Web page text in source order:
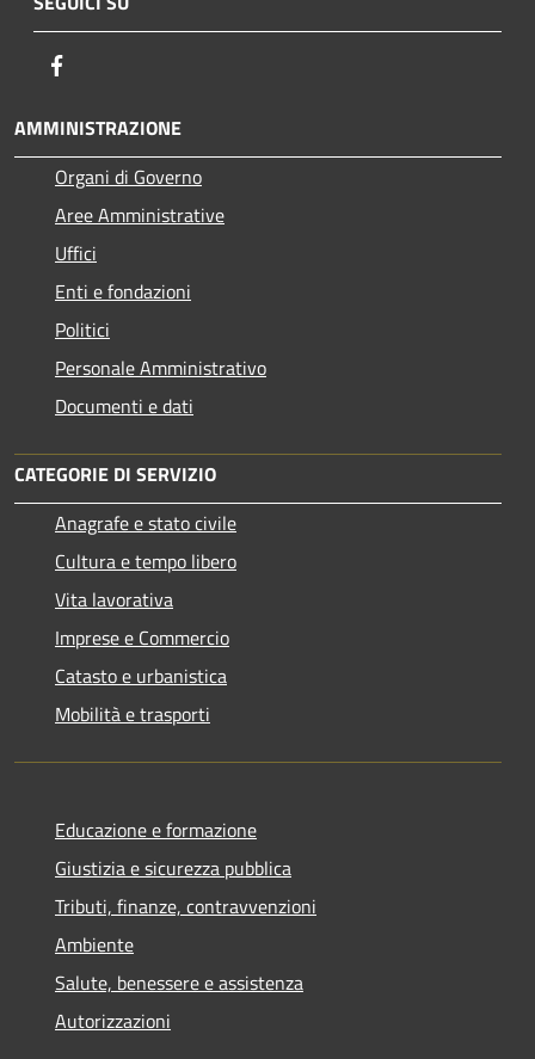
AMMINISTRAZIONE
Organi di Governo
Aree Amministrative
Uffici
Enti e fondazioni
Politici
Personale Amministrativo
Documenti e dati
CATEGORIE DI SERVIZIO
Anagrafe e stato civile
Cultura e tempo libero
Vita lavorativa
Imprese e Commercio
Catasto e urbanistica
Mobilità e trasporti
Educazione e formazione
Giustizia e sicurezza pubblica
Tributi, finanze, contravvenzioni
Ambiente
Salute, benessere e assistenza
Autorizzazioni